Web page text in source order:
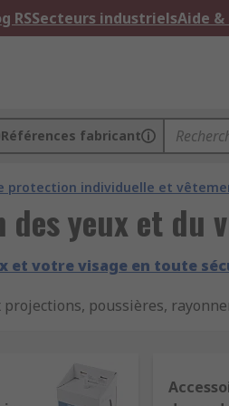
RSSecteurs industrielsAide
Références fabricant
protection individuelle et
yeux et du
et votre visage en toute
poussières,
pour chaque